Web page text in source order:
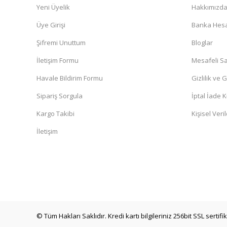
Ürünler kaliteli. Sistem hızlı çalışıyor
O... Ö... | 16/03/2026
Teslimat hızlı geldi sabah verdiğim siparii sonraki güne
Deneyimini Paylaş
Yeni Üyelik
Üye Girişi
Şifremi Unuttum
İletişim Formu
Havale Bildirim Formu
Sipariş Sorgula
Kargo Takibi
İletişim
Hakkımızda
Banka
Bloglar
Mesafeli
Gizlilik ve
İptal İade
Kişisel
© Tüm Hakları Saklıdır. Kredi kartı bilgileriniz 256bit SSL